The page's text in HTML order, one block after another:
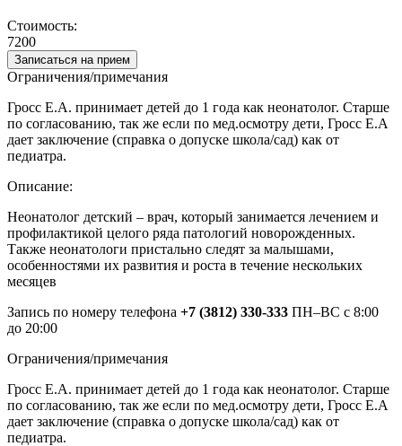
Стоимость:
7200
Записаться на прием
Ограничения/примечания
Гросс Е.А. принимает детей до 1 года как неонатолог. Старше
по согласованию, так же если по мед.осмотру дети, Гросс Е.А
дает заключение (справка о допуске школа/сад) как от
педиатра.
Описание:
Неонатолог детский – врач, который занимается лечением и
профилактикой целого ряда патологий новорожденных.
Также неонатологи пристально следят за малышами,
особенностями их развития и роста в течение нескольких
месяцев
Запись по номеру телефона +7 (3812) 330-333 ПН–ВС с 8:00
до 20:00
Ограничения/примечания
Гросс Е.А. принимает детей до 1 года как неонатолог. Старше
по согласованию, так же если по мед.осмотру дети, Гросс Е.А
дает заключение (справка о допуске школа/сад) как от
педиатра.